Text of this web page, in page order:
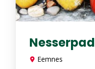
Nesserpad
Eemnes